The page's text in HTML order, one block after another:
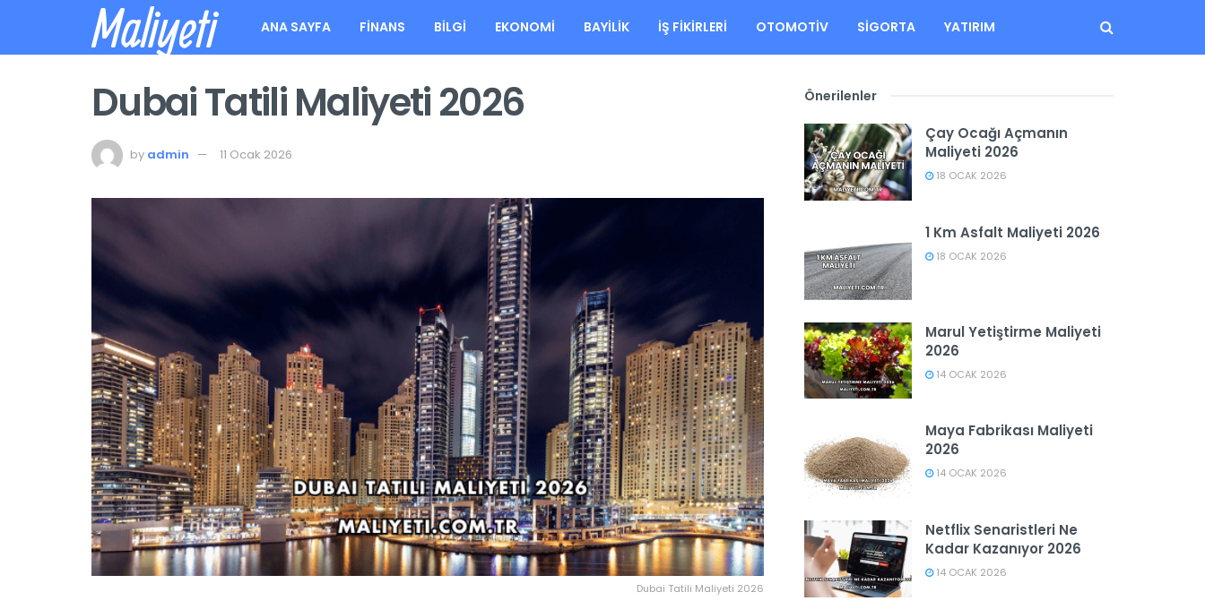
Maliyeti ANA SAYFA FINANS BILGI EKONOMI BAYILIK İŞ FIKIRLERI OTOMOTIV SIGORTA YATIRIM
Dubai Tatili Maliyeti 2026
by admin 11 Ocak 2026
Dubai Tatili Maliyeti 2026
Önerilenler
Çay Ocağı Açmanın
Maliyeti 2026
18 OCAK 2026
1 Km Asfalt Maliyeti 2026
18 OCAK 2026
Marul Yetiştirme Maliyeti
2026
14 OCAK 2026
Maya Fabrikası Maliyeti
2026
14 OCAK 2026
Netflix Senaristleri Ne
Kadar Kazanıyor 2026
14 OCAK 2026